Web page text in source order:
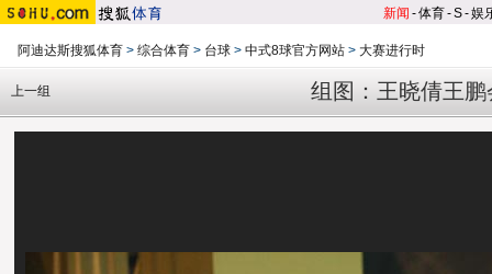
新闻 -体育-S-娱
阿迪达斯搜狐体育 > 综合体育 > 台球 > 中式8球官方网站 > 大赛进行时
组图：王晓倩王
上一组